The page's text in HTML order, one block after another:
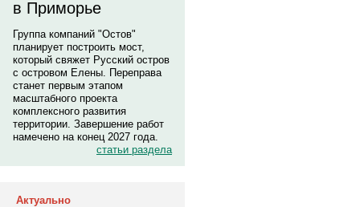
в Приморье
Группа компаний "Остов"
планирует построить мост,
который свяжет Русский остров
с островом Елены. Переправа
станет первым этапом
масштабного проекта
комплексного развития
территории. Завершение работ
намечено на конец 2027 года.
статьи раздела
Актуально